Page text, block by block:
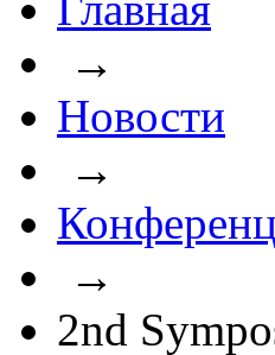
→
Новости
→
→
2nd